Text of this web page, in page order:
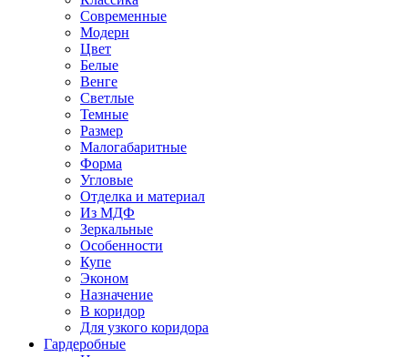
Современные
Модерн
Цвет
Белые
Венге
Светлые
Темные
Размер
Малогабаритные
Форма
Угловые
Отделка и материал
Из МДФ
Зеркальные
Особенности
Купе
Эконом
Назначение
В коридор
Для узкого коридора
Гардеробные